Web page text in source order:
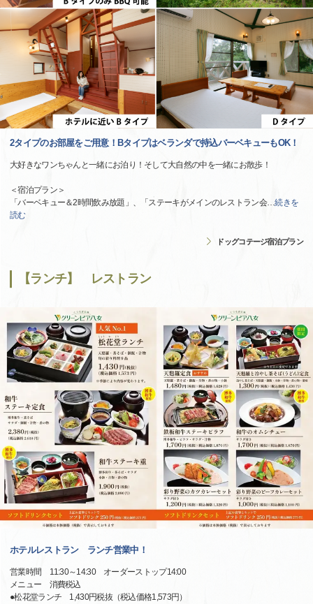
2タイプのお部屋をご用意！Bタイプはベランダで持込バーベキューもOK！
大好きなワンちゃんと一緒にお泊り！そして大自然の中を一緒にお散歩！
＜宿泊プラン＞
「バーベキュー＆2時間飲み放題」、「ステーキがメインのレストラン会…続きを
読む
ドッグコテージ宿泊プラン
【ランチ】 レストラン
ホテルレストラン ランチ営業中！
営業時間 11:30～14:30 オーダーストップ14:00
メニュー 消費税込
●松花堂ランチ 1,430円税抜（税込価格1,573円）